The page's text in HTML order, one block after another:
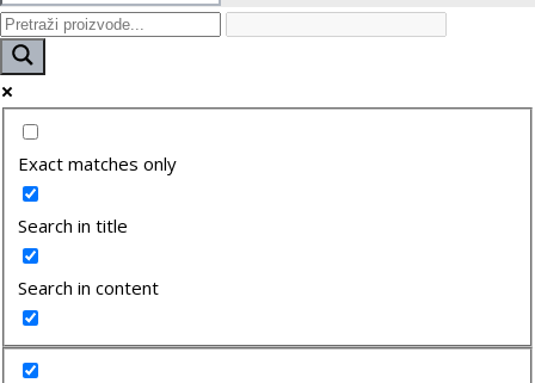
Exact matches only
Search in title
Search in content